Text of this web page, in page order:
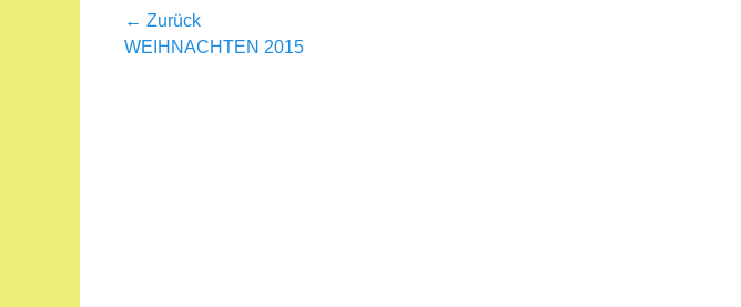
Beitragsnavigation
← Zurück
Vorheriger
WEIHNACHTEN 2015